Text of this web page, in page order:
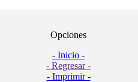
Opciones
- Inicio -
- Regresar -
- Imprimir -